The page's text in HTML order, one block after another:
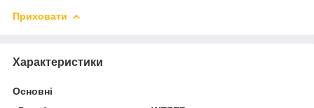
Приховати
Характеристики
Основні